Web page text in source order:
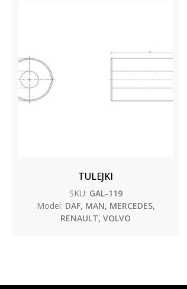
TULEJKI
SKU: GAL-119
Model: DAF, MAN, MERCEDES,
RENAULT, VOLVO